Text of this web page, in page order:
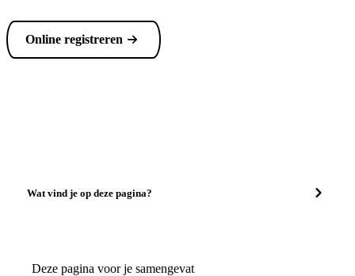
Online registreren
Wat vind je op deze pagina?
Deze pagina voor je samengevat